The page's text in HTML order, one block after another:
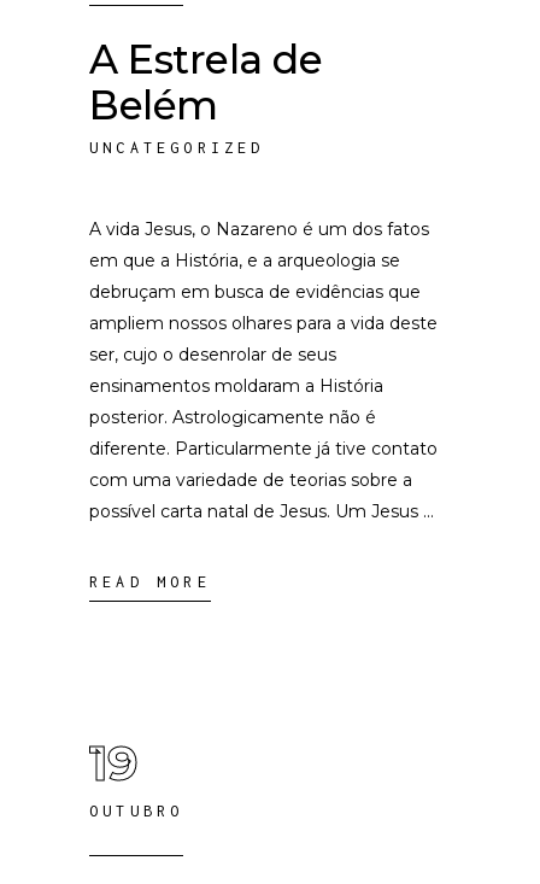
A Estrela de
Belém
UNCATEGORIZED
A vida Jesus, o Nazareno é um dos fatos
em que a História, e a arqueologia se
debruçam em busca de evidências que
ampliem nossos olhares para a vida deste
ser, cujo o desenrolar de seus
ensinamentos moldaram a História
posterior. Astrologicamente não é
diferente. Particularmente já tive contato
com uma variedade de teorias sobre a
possível carta natal de Jesus. Um Jesus
READ MORE
19
OUTUBRO